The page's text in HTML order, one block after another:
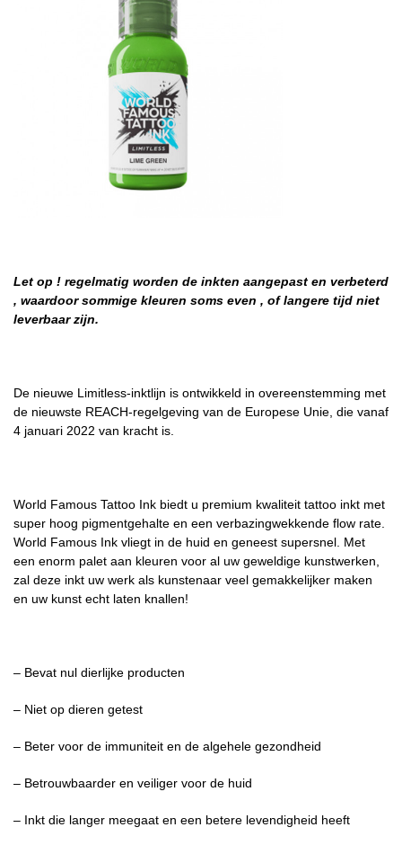
Let op ! regelmatig worden de inkten aangepast en verbeterd
, waardoor sommige kleuren soms even , of langere tijd niet
leverbaar zijn.
De nieuwe Limitless-inktlijn is ontwikkeld in overeenstemming met
de nieuwste REACH-regelgeving van de Europese Unie, die vanaf
4 januari 2022 van kracht is.
World Famous Tattoo Ink biedt u premium kwaliteit tattoo inkt met
super hoog pigmentgehalte en een verbazingwekkende flow rate.
World Famous Ink vliegt in de huid en geneest supersnel. Met
een enorm palet aan kleuren voor al uw geweldige kunstwerken,
zal deze inkt uw werk als kunstenaar veel gemakkelijker maken
en uw kunst echt laten knallen!
– Bevat nul dierlijke producten
– Niet op dieren getest
– Beter voor de immuniteit en de algehele gezondheid
– Betrouwbaarder en veiliger voor de huid
– Inkt die langer meegaat en een betere levendigheid heeft